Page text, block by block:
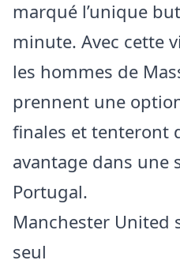
marqué l’unique
minute. Avec cette
les hommes de
prennent une
finales et tenteront
avantage dans une
Portugal.
Manchester United
seul